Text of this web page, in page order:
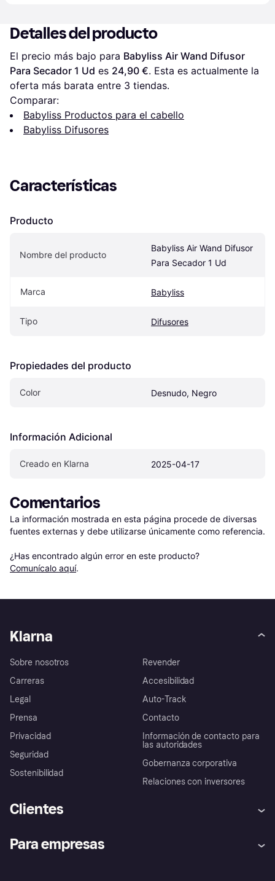
Detalles del producto
El precio más bajo para Babyliss Air Wand Difusor
Para Secador 1 Ud es 24,90 €. Esta es actualmente la
oferta más barata entre 3 tiendas.
Comparar:
Babyliss Productos para el cabello
Babyliss Difusores
Características
Producto
Nombre del producto
Babyliss Air Wand Difusor
Para Secador 1 Ud
Marca Babyliss
Tipo Difusores
Propiedades del producto
Color Desnudo, Negro
Información Adicional
Creado en Klarna 2025-04-17
Comentarios
La información mostrada en esta página procede de diversas
fuentes externas y debe utilizarse únicamente como referencia.
¿Has encontrado algún error en este producto?
Comunícalo aquí.
Klarna
Sobre nosotros
Carreras
Legal
Prensa
Privacidad
Seguridad
Sostenibilidad
Revender
Accesibilidad
Auto-Track
Contacto
Información de contacto para
las autoridades
Gobernanza corporativa
Relaciones con inversores
Clientes
Inicio de sesión
Para empresas